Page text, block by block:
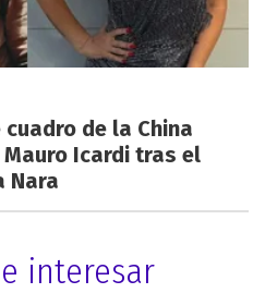
de la China
Icardi tras el
Nara
interesar